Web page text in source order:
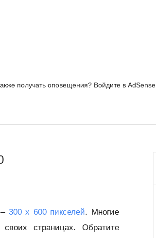
получать оповещения? Войдите в AdSense
300 x 600 пикселей. Многие
страницах. Обратите